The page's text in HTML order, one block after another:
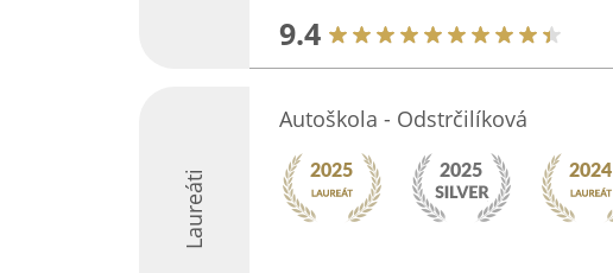
9.4
Laureáti
Autoškola - Odstrčilíková